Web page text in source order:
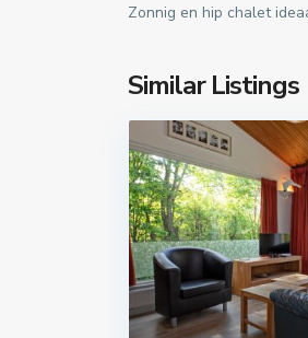
Zonnig en hip chalet
Similar Listings